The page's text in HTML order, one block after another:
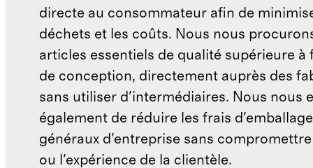
directe au consommateur afin de
déchets et les coûts. Nous nous
articles essentiels de qualité supérieure à
de conception, directement auprès des
sans utiliser d'intermédiaires. Nous nous
également de réduire les frais
généraux d'entreprise sans
ou l'expérience de la clientèle.